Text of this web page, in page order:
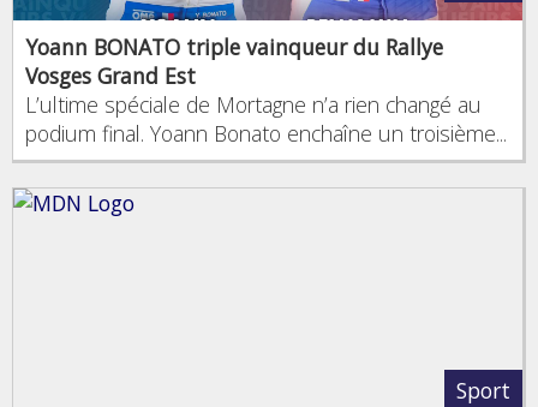
Yoann BONATO triple vainqueur du Rallye
Vosges Grand Est
L’ultime spéciale de Mortagne n’a rien changé au
podium final. Yoann Bonato enchaîne un troisième...
Sport